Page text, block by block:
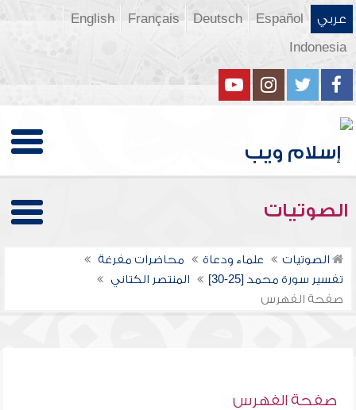
عربي Español
Deutsch
Français
English
Indonesia
الصوتيات
الصوتيات علماء ودعاة
محاضرات مفرغة
تفسير سورة محمد [25-30]
المنتصر الكتاني
صفحة الفهرس
صفحة الفهرس